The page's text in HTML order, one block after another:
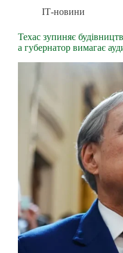
ІТ-новини
Техас зупиняє
а губернатор вимагає